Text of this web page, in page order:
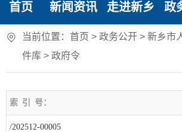
首页 新闻资讯 走进新乡 政
当前位置： 首页 > 政务公开 > 新乡市
件库 > 政府令
索 引 号：
/202512-00005